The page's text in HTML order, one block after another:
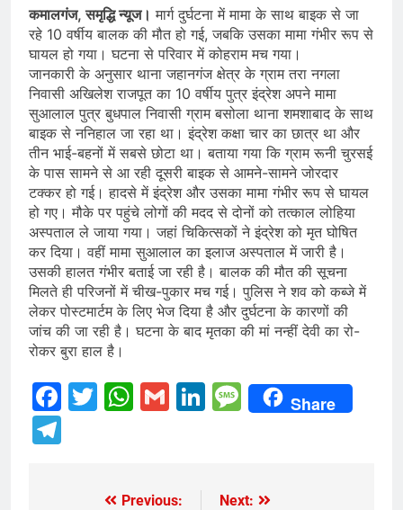
कमालगंज, समृद्धि न्यूज। मार्ग दुर्घटना में मामा के साथ बाइक से जा
रहे 10 वर्षीय बालक की मौत हो गई, जबकि उसका मामा गंभीर रूप से
घायल हो गया। घटना से परिवार में कोहराम मच गया।
जानकारी के अनुसार थाना जहानगंज क्षेत्र के ग्राम तरा नगला
निवासी अखिलेश राजपूत का 10 वर्षीय पुत्र इंद्रेश अपने मामा
सुआलाल पुत्र बुधपाल निवासी ग्राम बसोला थाना शमशाबाद के साथ
बाइक से ननिहाल जा रहा था। इंद्रेश कक्षा चार का छात्र था और
तीन भाई-बहनों में सबसे छोटा था। बताया गया कि ग्राम रूनी चुरसई
के पास सामने से आ रही दूसरी बाइक से आमने-सामने जोरदार
टक्कर हो गई। हादसे में इंद्रेश और उसका मामा गंभीर रूप से घायल
हो गए। मौके पर पहुंचे लोगों की मदद से दोनों को तत्काल लोहिया
अस्पताल ले जाया गया। जहां चिकित्सकों ने इंद्रेश को मृत घोषित
कर दिया। वहीं मामा सुआलाल का इलाज अस्पताल में जारी है।
उसकी हालत गंभीर बताई जा रही है। बालक की मौत की सूचना
मिलते ही परिजनों में चीख-पुकार मच गई। पुलिस ने शव को कब्जे में
लेकर पोस्टमार्टम के लिए भेज दिया है और दुर्घटना के कारणों की
जांच की जा रही है। घटना के बाद मृतका की मां नन्हीं देवी का रो-
रोकर बुरा हाल है।
Facebook
Twitter
WhatsApp
GmailLinkedIn
Message
Share
Previous:
Next: